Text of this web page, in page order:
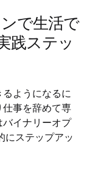
で生活で
践ステッ
ようになるに
仕事を辞めて専
イナリーオプ
にステップアッ